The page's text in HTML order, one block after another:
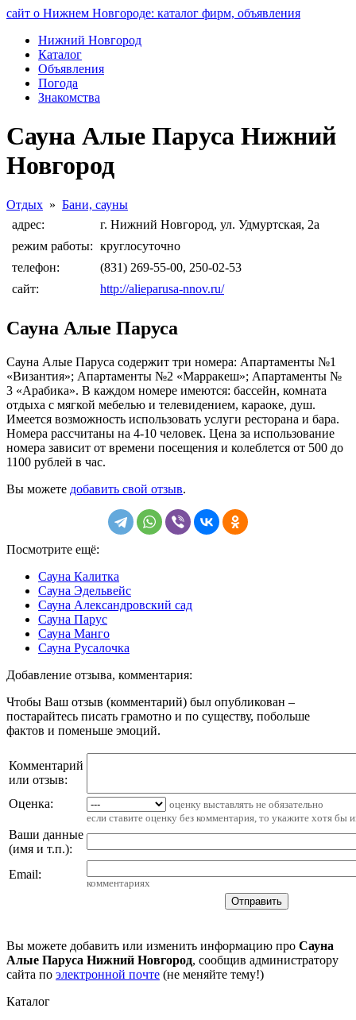
сайт о Нижнем Новгороде: каталог фирм, объявления
Нижний Новгород
Каталог
Объявления
Погода
Знакомства
Сауна Алые Паруса Нижний
Новгород
Отдых » Бани, сауны
адрес:
г. Нижний Новгород, ул. Удмуртская, 2а
режим работы: круглосуточно
телефон:
(831) 269-55-00, 250-02-53
сайт:
http://alieparusa-nnov.ru/
Сауна Алые Паруса
Сауна Алые Паруса содержит три номера: Апартаменты №1
«Византия»; Апартаменты №2 «Марракеш»; Апартаменты №
3 «Арабика». В каждом номере имеются: бассейн, комната
отдыха с мягкой мебелью и телевидением, караоке, душ.
Имеется возможность использовать услуги ресторана и бара.
Номера рассчитаны на 4-10 человек. Цена за использование
номера зависит от времени посещения и колеблется от 500 до
1100 рублей в час.
Вы можете добавить свой отзыв.
Посмотрите ещё:
Сауна Калитка
Сауна Эдельвейс
Сауна Александровский сад
Сауна Парус
Сауна Манго
Сауна Русалочка
Добавление отзыва, комментария:
Чтобы Ваш отзыв (комментарий) был опубликован –
постарайтесь писать грамотно и по существу, побольше
фактов и поменьше эмоций.
Комментарий
или отзыв:
Оценка:
оценку выставлять не обязательно
если ставите оценку без комментария, то укажите хотя бы
Ваши данные
(имя и т.п.):
Email:
комментариях
Вы можете добавить или изменить информацию про Сауна
Алые Паруса Нижний Новгород, сообщив администратору
сайта по электронной почте (не меняйте тему!)
Каталог